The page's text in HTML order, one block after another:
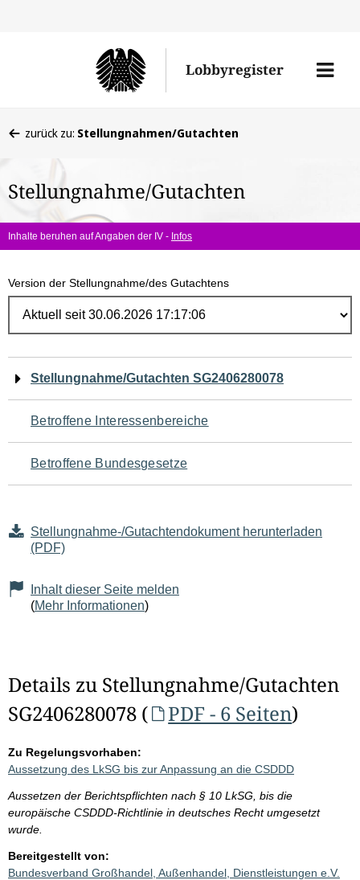
Lobbyregister
Menü
befinden
hier:
zurück zu: Stellungnahmen/Gutachten
Stellungnahme/Gutachten
Inhalte beruhen auf Angaben der IV - Infos
Version der Stellungnahme/des Gutachtens
Navigation
für
den
Seiteninhalt
Stellungnahme/Gutachten SG2406280078
Betroffene Interessenbereiche
Betroffene Bundesgesetze
Stellungnahme-/Gutachtendokument herunterladen
(PDF)
Inhalt dieser Seite melden
(Mehr Informationen)
Details zu Stellungnahme/Gutachten
SG2406280078 (
PDF - 6 Seiten)
Zu Regelungsvorhaben:
Aussetzung des LkSG bis zur Anpassung an die CSDDD
Aussetzen der Berichtspflichten nach § 10 LkSG, bis die
europäische CSDDD-Richtlinie in deutsches Recht umgesetzt
wurde.
Bereitgestellt von:
Bundesverband Großhandel, Außenhandel, Dienstleistungen e.V.